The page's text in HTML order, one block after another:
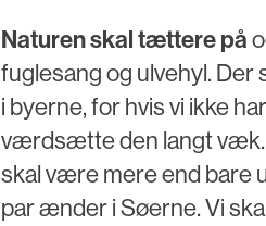
Naturen skal tættere på
fuglesang og ulvehyl.
i byerne, for hvis vi ikke
værdsætte den langt væk.
skal være mere end bare
par ænder i Søerne. Vi